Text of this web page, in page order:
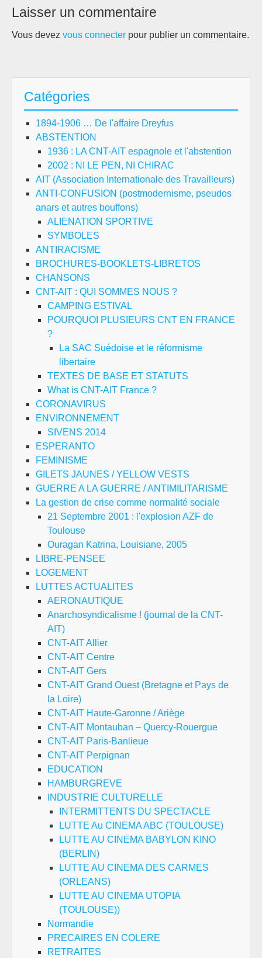
Laisser un commentaire
Vous devez vous connecter pour publier un commentaire.
Catégories
1894-1906 … De l'affaire Dreyfus
ABSTENTION
1936 : LA CNT-AIT espagnole et l'abstention
2002 : NI LE PEN, NI CHIRAC
AIT (Association Internationale des Travailleurs)
ANTI-CONFUSION (postmodernisme, pseudos
anars et autres bouffons)
ALIENATION SPORTIVE
SYMBOLES
ANTIRACISME
BROCHURES-BOOKLETS-LIBRETOS
CHANSONS
CNT-AIT : QUI SOMMES NOUS ?
CAMPING ESTIVAL
POURQUOI PLUSIEURS CNT EN FRANCE
?
La SAC Suédoise et le réformisme
libertaire
TEXTES DE BASE ET STATUTS
What is CNT-AIT France ?
CORONAVIRUS
ENVIRONNEMENT
SIVENS 2014
ESPERANTO
FEMINISME
GILETS JAUNES / YELLOW VESTS
GUERRE A LA GUERRE / ANTIMILITARISME
La gestion de crise comme normalité sociale
21 Septembre 2001 : l'explosion AZF de
Toulouse
Ouragan Katrina, Louisiane, 2005
LIBRE-PENSEE
LOGEMENT
LUTTES ACTUALITES
AERONAUTIQUE
Anarchosyndicalisme ! (journal de la CNT-
AIT)
CNT-AIT Allier
CNT-AIT Centre
CNT-AIT Gers
CNT-AIT Grand Ouest (Bretagne et Pays de
la Loire)
CNT-AIT Haute-Garonne / Ariège
CNT-AIT Montauban – Quercy-Rouergue
CNT-AIT Paris-Banlieue
CNT-AIT Perpignan
EDUCATION
HAMBURGREVE
INDUSTRIE CULTURELLE
INTERMITTENTS DU SPECTACLE
LUTTE Au CINEMA ABC (TOULOUSE)
LUTTE AU CINEMA BABYLON KINO
(BERLIN)
LUTTE AU CINEMA DES CARMES
(ORLEANS)
LUTTE AU CINEMA UTOPIA
(TOULOUSE))
Normandie
PRECAIRES EN COLERE
RETRAITES